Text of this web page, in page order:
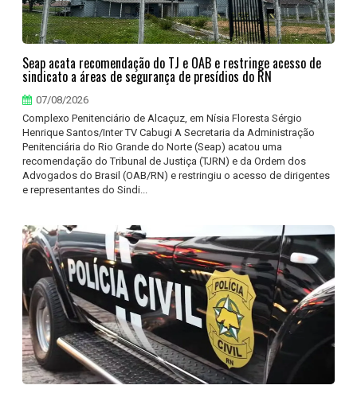
Seap acata recomendação do TJ e OAB e restringe acesso de
sindicato a áreas de segurança de presídios do RN
07/08/2026
Complexo Penitenciário de Alcaçuz, em Nísia Floresta Sérgio
Henrique Santos/Inter TV Cabugi A Secretaria da Administração
Penitenciária do Rio Grande do Norte (Seap) acatou uma
recomendação do Tribunal de Justiça (TJRN) e da Ordem dos
Advogados do Brasil (OAB/RN) e restringiu o acesso de dirigentes
e representantes do Sindi...